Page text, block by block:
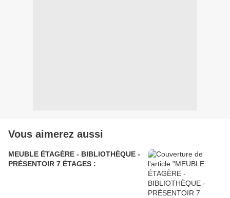
Vous aimerez aussi
MEUBLE ÉTAGÈRE - BIBLIOTHÈQUE -
PRÉSENTOIR 7 ÉTAGES :